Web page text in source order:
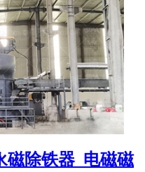
磁除铁器_电磁磁